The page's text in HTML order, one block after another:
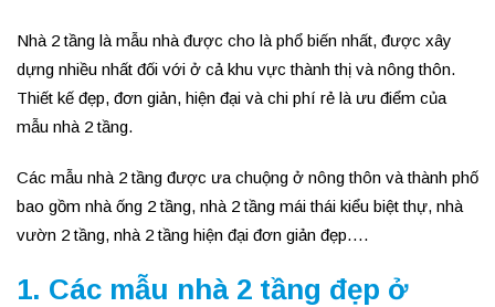
Nhà 2 tầng là mẫu nhà được cho là phổ biến nhất, được xây
dựng nhiều nhất đối với ở cả khu vực thành thị và nông thôn.
Thiết kế đẹp, đơn giản, hiện đại và chi phí rẻ là ưu điểm của
mẫu nhà 2 tầng.
Các mẫu nhà 2 tầng được ưa chuộng ở nông thôn và thành phố
bao gồm nhà ống 2 tầng, nhà 2 tầng mái thái kiểu biệt thự, nhà
vườn 2 tầng, nhà 2 tầng hiện đại đơn giản đẹp….
1. Các mẫu nhà 2 tầng đẹp ở